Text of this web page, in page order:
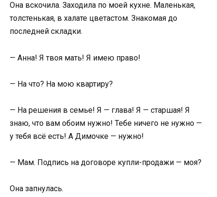
Она вскочила. Заходила по моей кухне. Маленькая,
толстенькая, в халате цветастом. Знакомая до
последней складки.
— Анна! Я твоя мать! Я имею право!
— На что? На мою квартиру?
— На решения в семье! Я — глава! Я — старшая! Я
знаю, что вам обоим нужно! Тебе ничего не нужно —
у тебя всё есть! А Димочке — нужно!
— Мам. Подпись на договоре купли-продажи — моя?
Она запнулась.